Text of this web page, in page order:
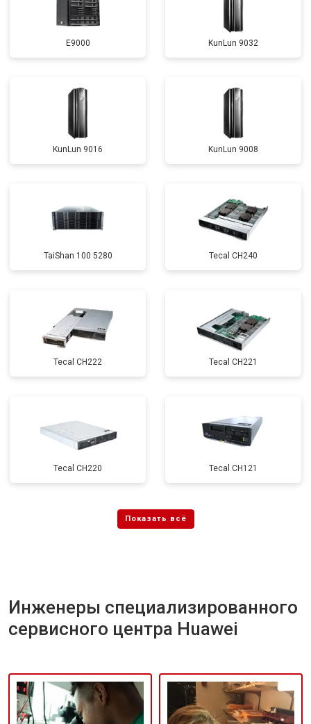
E9000 KunLun 9032
KunLun 9016 KunLun 9008
TaiShan 100 5280 Tecal CH240
Tecal CH222 Tecal CH221
Tecal CH220 Tecal CH121
Инженеры специализированного
сервисного центра Huawei